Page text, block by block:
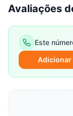
Avaliações
Este
Adicionar